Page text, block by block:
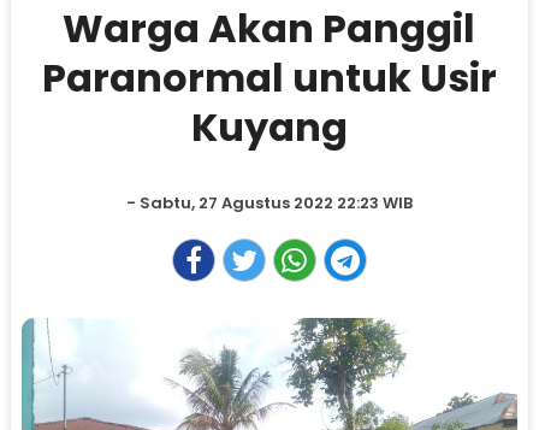
Warga Akan Panggil
Paranormal untuk Usir
Kuyang
- Sabtu, 27 Agustus 2022 22:23 WIB